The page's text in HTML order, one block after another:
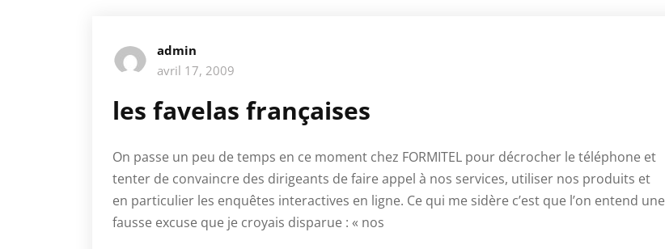
admin
avril 17, 2009
les favelas françaises
On passe un peu de temps en ce moment chez FORMITEL pour décrocher le téléphone et
tenter de convaincre des dirigeants de faire appel à nos services, utiliser nos produits et
en particulier les enquêtes interactives en ligne. Ce qui me sidère c’est que l’on entend une
fausse excuse que je croyais disparue : « nos